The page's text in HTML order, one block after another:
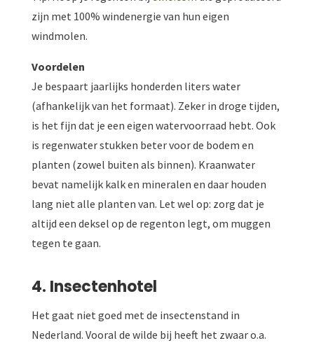
zijn met 100% windenergie van hun eigen
windmolen.
Voordelen
Je bespaart jaarlijks honderden liters water
(afhankelijk van het formaat). Zeker in droge tijden,
is het fijn dat je een eigen watervoorraad hebt. Ook
is regenwater stukken beter voor de bodem en
planten (zowel buiten als binnen). Kraanwater
bevat namelijk kalk en mineralen en daar houden
lang niet alle planten van. Let wel op: zorg dat je
altijd een deksel op de regenton legt, om muggen
tegen te gaan.
4. Insectenhotel
Het gaat niet goed met de insectenstand in
Nederland. Vooral de wilde bij heeft het zwaar o.a.